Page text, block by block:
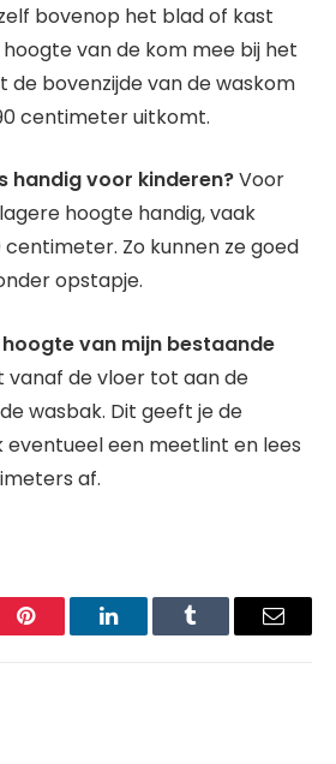
bovenop het blad of kast
van de kom mee bij het
de bovenzijde van de waskom
centimeter uitkomt.
handig voor kinderen?Voor
hoogte handig, vaak
centimeter. Zo kunnen ze goed
opstapje.
hoogte van mijn bestaande
vanaf de vloer tot aan de
wasbak. Dit geeft je de
eventueel een meetlint en lees
af.
Pinterest LinkedInTumblr Email